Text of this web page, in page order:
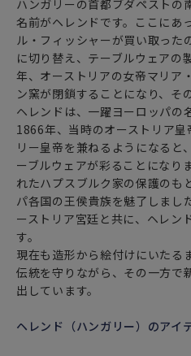
ハンガリーの首都ブダペスト
名前がヘレンドです。ここにあ
ル・フィッシャーが買い取っ
に切り替え、テーブルウェアの
年、オーストリアの女帝マリア
ン窯が閉鎖することになり、そ
ヘレンドは、一躍ヨーロッパの
1866年、当時のオーストリア
リー皇帝を兼ねるようになると
ーブルウェアが彩ることになり
れたハプスブルク家の保護のも
パ各国の王侯貴族を魅了しまし
ーストリア宮廷と共に、ヘレン
す。
現在も造形から絵付けにいたる
伝統を守りながら、その一方で
出しています。
ヘレンド（ハンガリー）のアイ